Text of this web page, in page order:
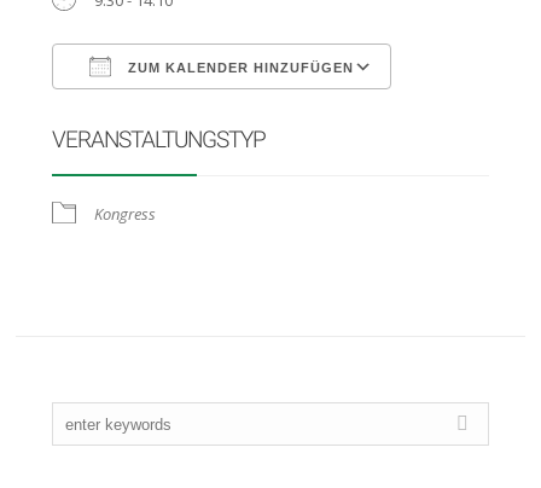
ZUM KALENDER HINZUFÜGEN
VERANSTALTUNGSTYP
Kongress